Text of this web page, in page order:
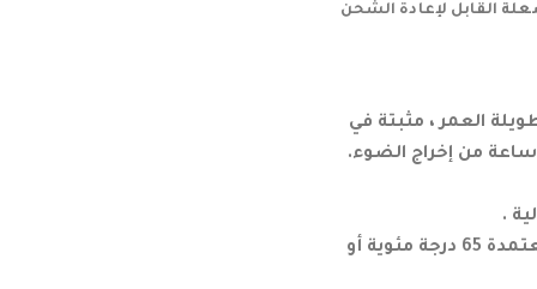
العمر ، مثبتة في
.
يتم استخدام أغطية الحماية من اشتعال الغبار ، مع درجات حرارة السطح القصوى المعتمدة 65 درجة مئوية أو